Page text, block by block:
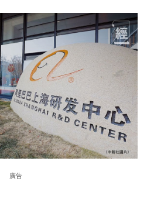
廣告